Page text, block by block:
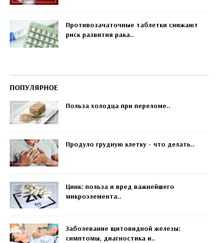
Противозачаточные таблетки снижают
риск развития рака..
ПОПУЛЯРНОЕ
Польза холодца при переломе..
Продуло грудную клетку - что делать..
Цинк: польза и вред важнейшего
микроэлемента..
Заболевание щитовидной железы:
симптомы, диагностика и..